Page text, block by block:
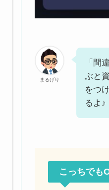
まるげり
「間
ぶと
をつ
るよ♪
こっちでも